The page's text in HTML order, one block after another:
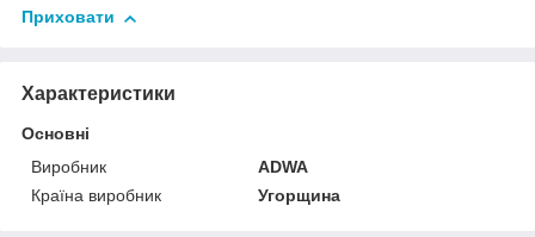
Приховати
Характеристики
Основні
Виробник
ADWA
Країна виробник
Угорщина